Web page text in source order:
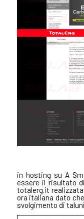
in hosting su A
essere il risultato
totalerg.it realizzata
ora italiana dato
svolgimento di